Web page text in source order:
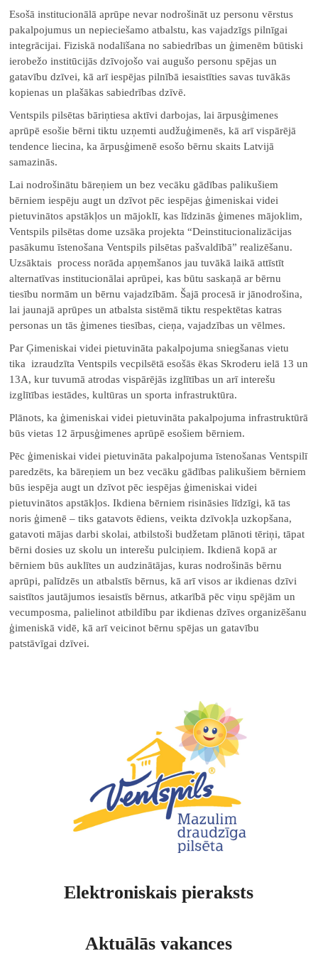
Esošā institucionālā aprūpe nevar nodrošināt uz personu vērstus
pakalpojumus un nepieciešamo atbalstu, kas vajadzīgs pilnīgai
integrācijai. Fiziskā nodalīšana no sabiedrības un ģimenēm būtiski
ierobežo institūcijās dzīvojošo vai augušo personu spējas un
gatavību dzīvei, kā arī iespējas pilnībā iesaistīties savas tuvākās
kopienas un plašākas sabiedrības dzīvē.
Ventspils pilsētas bāriņtiesa aktīvi darbojas, lai ārpusģimenes
aprūpē esošie bērni tiktu uzņemti audžuģimenēs, kā arī vispārējā
tendence liecina, ka ārpusģimenē esošo bērnu skaits Latvijā
samazinās.
Lai nodrošinātu bāreņiem un bez vecāku gādības palikušiem
bērniem iespēju augt un dzīvot pēc iespējas ģimeniskai videi
pietuvinātos apstākļos un mājoklī, kas līdzinās ģimenes mājoklim,
Ventspils pilsētas dome uzsāka projekta “Deinstitucionalizācijas
pasākumu īstenošana Ventspils pilsētas pašvaldībā” realizēšanu.
Uzsāktais process norāda apņemšanos jau tuvākā laikā attīstīt
alternatīvas institucionālai aprūpei, kas būtu saskaņā ar bērnu
tiesību normām un bērnu vajadzībām. Šajā procesā ir jānodrošina,
lai jaunajā aprūpes un atbalsta sistēmā tiktu respektētas katras
personas un tās ģimenes tiesības, cieņa, vajadzības un vēlmes.
Par Ģimeniskai videi pietuvināta pakalpojuma sniegšanas vietu
tika izraudzīta Ventspils vecpilsētā esošās ēkas Skroderu ielā 13 un
13A, kur tuvumā atrodas vispārējās izglītības un arī interešu
izglītības iestādes, kultūras un sporta infrastruktūra.
Plānots, ka ģimeniskai videi pietuvināta pakalpojuma infrastruktūrā
būs vietas 12 ārpusģimenes aprūpē esošiem bērniem.
Pēc ģimeniskai videi pietuvināta pakalpojuma īstenošanas Ventspilī
paredzēts, ka bāreņiem un bez vecāku gādības palikušiem bērniem
būs iespēja augt un dzīvot pēc iespējas ģimeniskai videi
pietuvinātos apstākļos. Ikdiena bērniem risināsies līdzīgi, kā tas
noris ģimenē – tiks gatavots ēdiens, veikta dzīvokļa uzkopšana,
gatavoti mājas darbi skolai, atbilstoši budžetam plānoti tēriņi, tāpat
bērni dosies uz skolu un interešu pulciņiem. Ikdienā kopā ar
bērniem būs auklītes un audzinātājas, kuras nodrošinās bērnu
aprūpi, palīdzēs un atbalstīs bērnus, kā arī visos ar ikdienas dzīvi
saistītos jautājumos iesaistīs bērnus, atkarībā pēc viņu spējām un
vecumposma, palielinot atbildību par ikdienas dzīves organizēšanu
ģimeniskā vidē, kā arī veicinot bērnu spējas un gatavību
patstāvīgai dzīvei.
Elektroniskais pieraksts
Aktuālās vakances